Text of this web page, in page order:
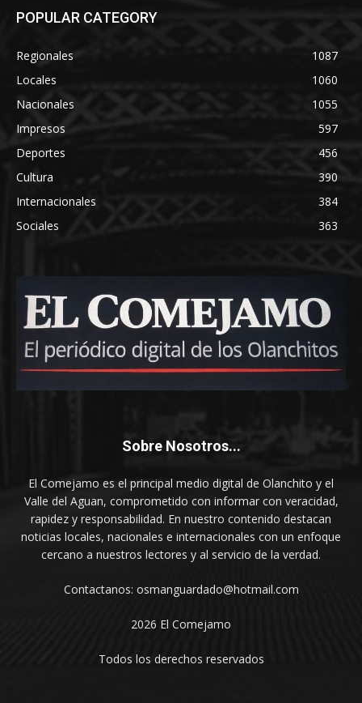
POPULAR CATEGORY
Regionales
1087
Locales
1060
Nacionales
1055
Impresos
597
Deportes
456
Cultura
390
Internacionales
384
Sociales
363
Sobre Nosotros...
El Comejamo es el principal medio digital de Olanchito y el
Valle del Aguan, comprometido con informar con veracidad,
rapidez y responsabilidad. En nuestro contenido destacan
noticias locales, nacionales e internacionales con un enfoque
cercano a nuestros lectores y al servicio de la verdad.
Contactanos: osmanguardado@hotmail.com
2026 El Comejamo
Todos los derechos reservados